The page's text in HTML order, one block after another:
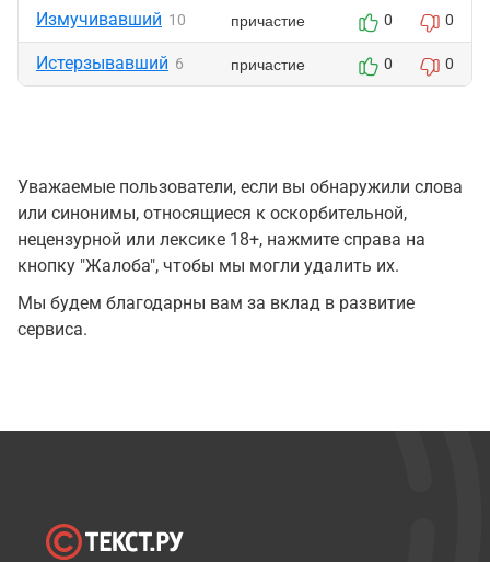
Измучивавший 10 причастие 0 0
Истерзывавший 6 причастие 0 0
Уважаемые пользователи, если вы обнаружили слова
или синонимы, относящиеся к оскорбительной,
нецензурной или лексике 18+, нажмите справа на
кнопку "Жалоба", чтобы мы могли удалить их.
Мы будем благодарны вам за вклад в развитие
сервиса.